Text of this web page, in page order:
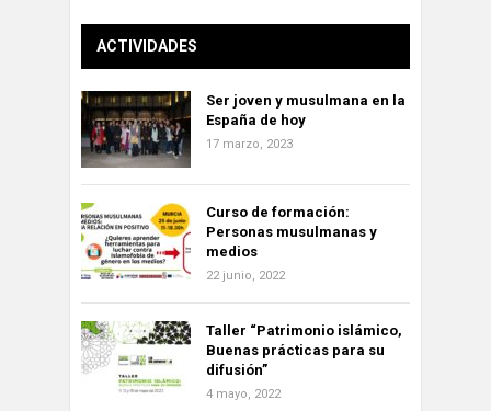
ACTIVIDADES
Ser joven y musulmana en la
España de hoy
17 marzo, 2023
Curso de formación:
Personas musulmanas y
medios
22 junio, 2022
Taller “Patrimonio islámico,
Buenas prácticas para su
difusión”
4 mayo, 2022